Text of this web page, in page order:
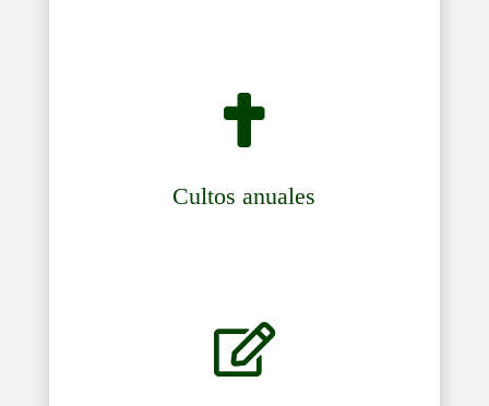

Cultos anuales
